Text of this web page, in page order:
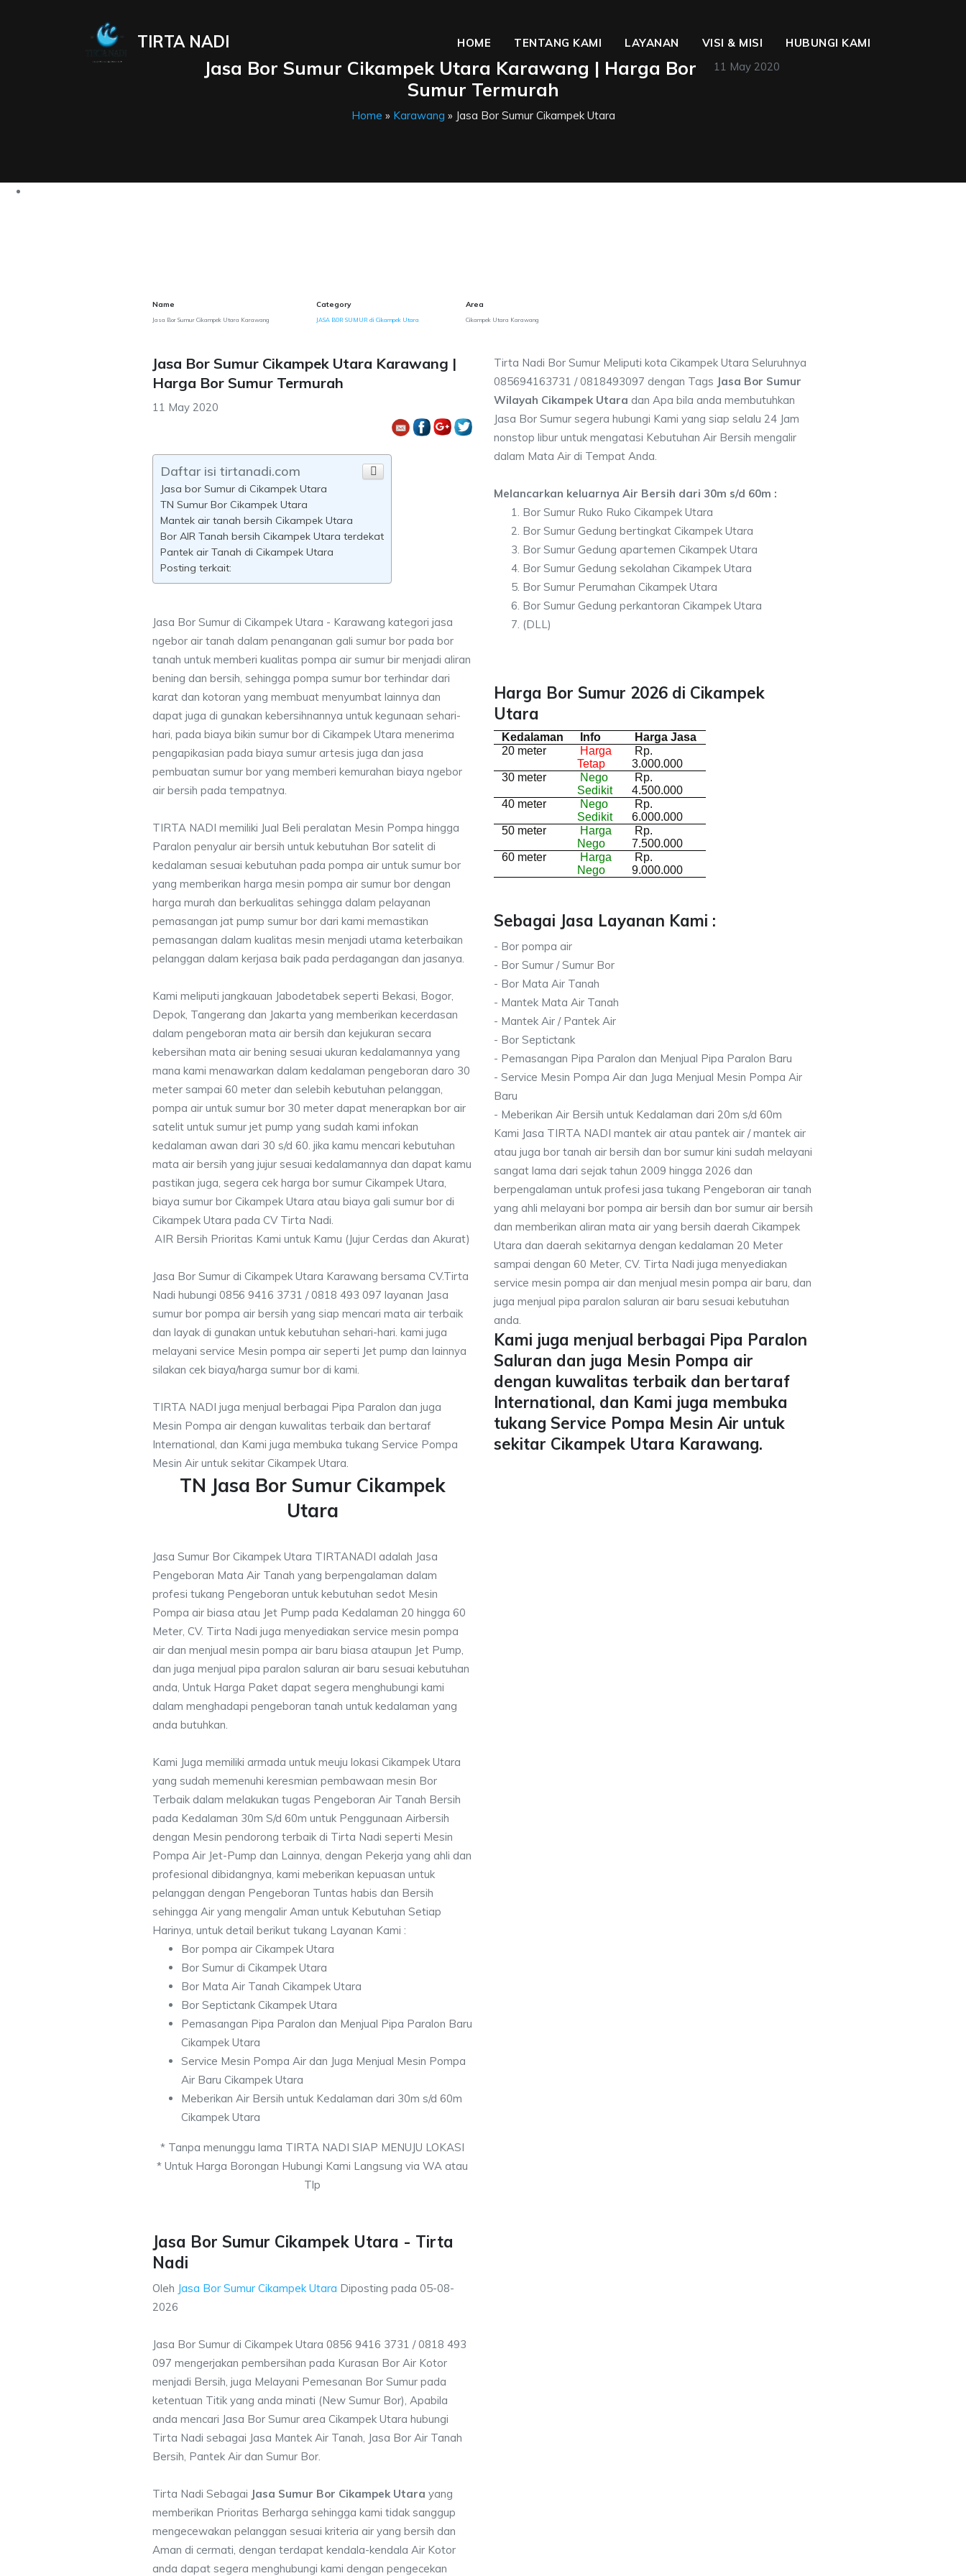
TIRTA NADI HOME TENTANG KAMI LAYANAN VISI & MISI
HUBUNGI KAMI
11 May 2020
Jasa Bor Sumur Cikampek Utara Karawang | Harga Bor
Sumur Termurah
Home » Karawang » Jasa Bor Sumur Cikampek Utara
Name
Jasa Bor Sumur Cikampek Utara Karawang
Category
JASA BOR SUMUR di Cikampek Utara
Area
Cikampek Utara Karawang
Jasa Bor Sumur Cikampek Utara Karawang |
Harga Bor Sumur Termurah
11 May 2020
Daftar isi tirtanadi.com
Jasa bor Sumur di Cikampek Utara
TN Sumur Bor Cikampek Utara
Mantek air tanah bersih Cikampek Utara
Bor AIR Tanah bersih Cikampek Utara terdekat
Pantek air Tanah di Cikampek Utara
Posting terkait:
Jasa Bor Sumur di Cikampek Utara - Karawang kategori jasa
ngebor air tanah dalam penanganan gali sumur bor pada bor
tanah untuk memberi kualitas pompa air sumur bir menjadi aliran
bening dan bersih, sehingga pompa sumur bor terhindar dari
karat dan kotoran yang membuat menyumbat lainnya dan
dapat juga di gunakan kebersihnannya untuk kegunaan sehari-
hari, pada biaya bikin sumur bor di Cikampek Utara menerima
pengapikasian pada biaya sumur artesis juga dan jasa
pembuatan sumur bor yang memberi kemurahan biaya ngebor
air bersih pada tempatnya.
TIRTA NADI memiliki Jual Beli peralatan Mesin Pompa hingga
Paralon penyalur air bersih untuk kebutuhan Bor satelit di
kedalaman sesuai kebutuhan pada pompa air untuk sumur bor
yang memberikan harga mesin pompa air sumur bor dengan
harga murah dan berkualitas sehingga dalam pelayanan
pemasangan jat pump sumur bor dari kami memastikan
pemasangan dalam kualitas mesin menjadi utama keterbaikan
pelanggan dalam kerjasa baik pada perdagangan dan jasanya.
Kami meliputi jangkauan Jabodetabek seperti Bekasi, Bogor,
Depok, Tangerang dan Jakarta yang memberikan kecerdasan
dalam pengeboran mata air bersih dan kejukuran secara
kebersihan mata air bening sesuai ukuran kedalamannya yang
mana kami menawarkan dalam kedalaman pengeboran daro 30
meter sampai 60 meter dan selebih kebutuhan pelanggan,
pompa air untuk sumur bor 30 meter dapat menerapkan bor air
satelit untuk sumur jet pump yang sudah kami infokan
kedalaman awan dari 30 s/d 60. jika kamu mencari kebutuhan
mata air bersih yang jujur sesuai kedalamannya dan dapat kamu
pastikan juga, segera cek harga bor sumur Cikampek Utara,
biaya sumur bor Cikampek Utara atau biaya gali sumur bor di
Cikampek Utara pada CV Tirta Nadi.
AIR Bersih Prioritas Kami untuk Kamu (Jujur Cerdas dan Akurat)
Jasa Bor Sumur di Cikampek Utara Karawang bersama CV.Tirta
Nadi hubungi 0856 9416 3731 / 0818 493 097 layanan Jasa
sumur bor pompa air bersih yang siap mencari mata air terbaik
dan layak di gunakan untuk kebutuhan sehari-hari. kami juga
melayani service Mesin pompa air seperti Jet pump dan lainnya
silakan cek biaya/harga sumur bor di kami.
TIRTA NADI juga menjual berbagai Pipa Paralon dan juga
Mesin Pompa air dengan kuwalitas terbaik dan bertaraf
International, dan Kami juga membuka tukang Service Pompa
Mesin Air untuk sekitar Cikampek Utara.
TN Jasa Bor Sumur Cikampek
Utara
Jasa Sumur Bor Cikampek Utara TIRTANADI adalah Jasa
Pengeboran Mata Air Tanah yang berpengalaman dalam
profesi tukang Pengeboran untuk kebutuhan sedot Mesin
Pompa air biasa atau Jet Pump pada Kedalaman 20 hingga 60
Meter, CV. Tirta Nadi juga menyediakan service mesin pompa
air dan menjual mesin pompa air baru biasa ataupun Jet Pump,
dan juga menjual pipa paralon saluran air baru sesuai kebutuhan
anda, Untuk Harga Paket dapat segera menghubungi kami
dalam menghadapi pengeboran tanah untuk kedalaman yang
anda butuhkan.
Kami Juga memiliki armada untuk meuju lokasi Cikampek Utara
yang sudah memenuhi keresmian pembawaan mesin Bor
Terbaik dalam melakukan tugas Pengeboran Air Tanah Bersih
pada Kedalaman 30m S/d 60m untuk Penggunaan Airbersih
dengan Mesin pendorong terbaik di Tirta Nadi seperti Mesin
Pompa Air Jet-Pump dan Lainnya, dengan Pekerja yang ahli dan
profesional dibidangnya, kami meberikan kepuasan untuk
pelanggan dengan Pengeboran Tuntas habis dan Bersih
sehingga Air yang mengalir Aman untuk Kebutuhan Setiap
Harinya, untuk detail berikut tukang Layanan Kami :
Bor pompa air Cikampek Utara
Bor Sumur di Cikampek Utara
Bor Mata Air Tanah Cikampek Utara
Bor Septictank Cikampek Utara
Pemasangan Pipa Paralon dan Menjual Pipa Paralon Baru
Cikampek Utara
Service Mesin Pompa Air dan Juga Menjual Mesin Pompa
Air Baru Cikampek Utara
Meberikan Air Bersih untuk Kedalaman dari 30m s/d 60m
Cikampek Utara
* Tanpa menunggu lama TIRTA NADI SIAP MENUJU LOKASI
* Untuk Harga Borongan Hubungi Kami Langsung via WA atau
Tlp
Tirta Nadi Bor Sumur Meliputi kota Cikampek Utara Seluruhnya
085694163731 / 0818493097 dengan Tags Jasa Bor Sumur
Wilayah Cikampek Utara dan Apa bila anda membutuhkan
Jasa Bor Sumur segera hubungi Kami yang siap selalu 24 Jam
nonstop libur untuk mengatasi Kebutuhan Air Bersih mengalir
dalam Mata Air di Tempat Anda.
Melancarkan keluarnya Air Bersih dari 30m s/d 60m :
Bor Sumur Ruko Ruko Cikampek Utara
Bor Sumur Gedung bertingkat Cikampek Utara
Bor Sumur Gedung apartemen Cikampek Utara
Bor Sumur Gedung sekolahan Cikampek Utara
Bor Sumur Perumahan Cikampek Utara
Bor Sumur Gedung perkantoran Cikampek Utara
(DLL)
Harga Bor Sumur 2026 di Cikampek
Utara
Kedalaman Info
Harga Jasa
20 meter
Harga
Tetap
Rp.
3.000.000
30 meter
Nego
Sedikit
Rp.
4.500.000
40 meter
Nego
Sedikit
Rp.
6.000.000
50 meter
Harga
Nego
Rp.
7.500.000
60 meter
Harga
Nego
Rp.
9.000.000
Sebagai Jasa Layanan Kami :
- Bor pompa air
- Bor Sumur / Sumur Bor
- Bor Mata Air Tanah
- Mantek Mata Air Tanah
- Mantek Air / Pantek Air
- Bor Septictank
- Pemasangan Pipa Paralon dan Menjual Pipa Paralon Baru
- Service Mesin Pompa Air dan Juga Menjual Mesin Pompa Air
Baru
- Meberikan Air Bersih untuk Kedalaman dari 20m s/d 60m
Kami Jasa TIRTA NADI mantek air atau pantek air / mantek air
atau juga bor tanah air bersih dan bor sumur kini sudah melayani
sangat lama dari sejak tahun 2009 hingga 2026 dan
berpengalaman untuk profesi jasa tukang Pengeboran air tanah
yang ahli melayani bor pompa air bersih dan bor sumur air bersih
dan memberikan aliran mata air yang bersih daerah Cikampek
Utara dan daerah sekitarnya dengan kedalaman 20 Meter
sampai dengan 60 Meter, CV. Tirta Nadi juga menyediakan
service mesin pompa air dan menjual mesin pompa air baru, dan
juga menjual pipa paralon saluran air baru sesuai kebutuhan
anda.
Kami juga menjual berbagai Pipa Paralon
Saluran dan juga Mesin Pompa air
dengan kuwalitas terbaik dan bertaraf
International, dan Kami juga membuka
tukang Service Pompa Mesin Air untuk
sekitar Cikampek Utara Karawang.
Jasa Bor Sumur Cikampek Utara - Tirta
Nadi
Oleh Jasa Bor Sumur Cikampek Utara Diposting pada 05-08-
2026
Jasa Bor Sumur di Cikampek Utara 0856 9416 3731 / 0818 493
097 mengerjakan pembersihan pada Kurasan Bor Air Kotor
menjadi Bersih, juga Melayani Pemesanan Bor Sumur pada
ketentuan Titik yang anda minati (New Sumur Bor), Apabila
anda mencari Jasa Bor Sumur area Cikampek Utara hubungi
Tirta Nadi sebagai Jasa Mantek Air Tanah, Jasa Bor Air Tanah
Bersih, Pantek Air dan Sumur Bor.
Tirta Nadi Sebagai Jasa Sumur Bor Cikampek Utara yang
memberikan Prioritas Berharga sehingga kami tidak sanggup
mengecewakan pelanggan sesuai kriteria air yang bersih dan
Aman di cermati, dengan terdapat kendala-kendala Air Kotor
anda dapat segera menghubungi kami dengan pengecekan